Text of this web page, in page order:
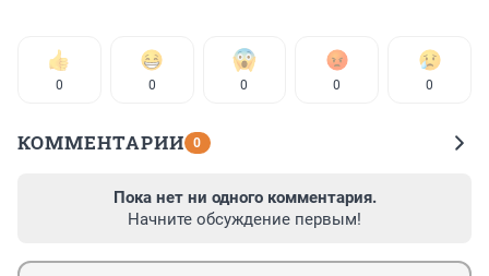
0 0 0 0 0
КОММЕНТАРИИ 0
Пока нет ни одного комментария.
Начните обсуждение первым!